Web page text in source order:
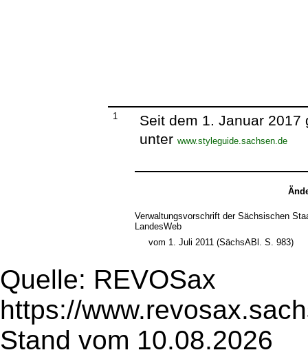
1
Seit dem 1. Januar
unterwww.styleguide.sachsen.de
Verwaltungsvorschrift der Sächsischen
LandesWeb
vom 1. Juli 2011 (SächsABl. S. 983)
Quelle: REVOSax
https://
Stand vom 10.08.2026